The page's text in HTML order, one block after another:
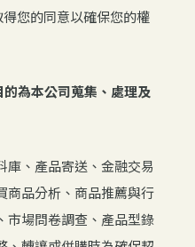
您的同意以確保您的權
為本公司蒐集、處理及
庫、產品寄送、金融交易
商品分析、商品推薦與行
市場問卷調查、產品型錄